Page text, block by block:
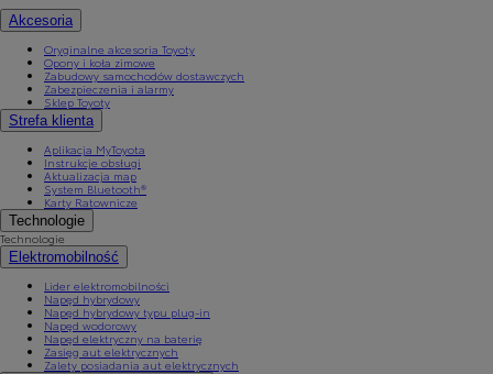
Akcesoria
Oryginalne akcesoria Toyoty
Opony i koła zimowe
Zabudowy samochodów dostawczych
Zabezpieczenia i alarmy
Sklep Toyoty
Strefa klienta
Aplikacja MyToyota
Instrukcje obsługi
Aktualizacja map
System Bluetooth®
Karty Ratownicze
Technologie
Technologie
Elektromobilność
Lider elektromobilności
Napęd hybrydowy
Napęd hybrydowy typu plug-in
Napęd wodorowy
Napęd elektryczny na baterię
Zasięg aut elektrycznych
Zalety posiadania aut elektrycznych